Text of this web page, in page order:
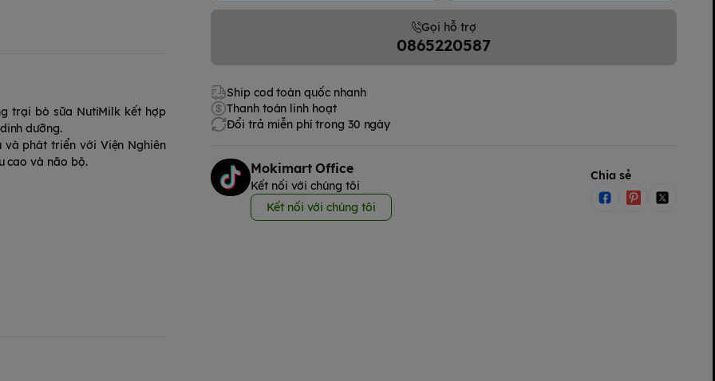
Gọi hỗ trợ
0865220587
Ship cod toàn quốc nhanh
Thanh toán linh hoạt
Đổi trả miễn phí trong 30 ngày
Mokimart Office
Kết nối với chúng tôi
Kết nối với chúng tôi
Chia sẻ
trại bò sữa NutiMilk kết hợp
dưỡng.
và phát triển với Viện Nghiên
cao và não bộ.
ép cam hoàn nguyên (30
hương liệu giống tự nhiên,
sáng trực tiếp.